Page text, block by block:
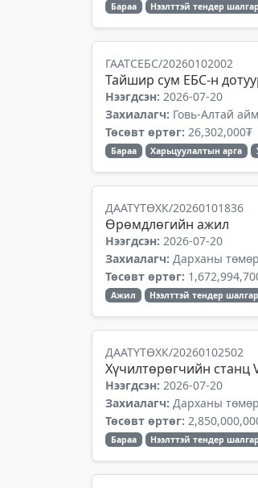
Бараа Нээлттэй тендер
ГААТСЕБС/20260102002
Тайшир сум ЕБС-н
Нээгдсэн: 2026-07-20
Захиалагч: Говь-Алтай
Төсөвт өртөг: 26,302,000₮
Бараа Харьцуулалтын арга
ДААТҮТӨХК/20260101836
Өрөмдлөгийн ажил
Нээгдсэн: 2026-07-20
Захиалагч: Дарханы
Төсөвт өртөг:
Ажил Нээлттэй тендер
ДААТҮТӨХК/20260102502
Хүчилтөрөгчийн станц
Нээгдсэн: 2026-07-20
Захиалагч: Дарханы
Төсөвт өртөг:
Бараа Нээлттэй тендер